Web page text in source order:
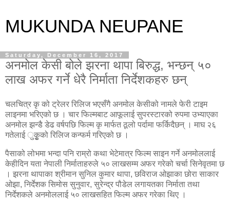
MUKUNDA NEUPANE
Saturday, December 16, 2017
अनमोल केसी बोले झरना थापा बिरुद्ध, भन्छन् ५०
लाख अफर गर्ने धेरै निर्माता निर्देशकहरु छन्
चलचित्र कृ को ट्रेलर रिलिज भएसँगै अनमोल केसीको नामले फेरी टाइम
लाइनमा भरिएको छ । चार फिल्मबाट आफूलाई सुपरस्टारको रुपमा उभ्याएका
अनमोल झन्डै डेढ वर्षपछि फिल्म कृ मार्फत ठूलो पर्दामा फर्किदैछन् । माघ २६
गतेलाई ुकृुको रिलिज कन्फर्म गरिएको छ ।
पैसाको लोभमा भन्दा पनि राम्रो कथा भेटेमात्र फिल्म साइन गर्ने अनमोललाई
केहीदिन यता नेपाली निर्माताहरुले ५० लाखसम्म अफर गरेको चर्चा सिनेवृतमा छ
। झरना थापाका श्रीमान सुनिल कुमार थापा, छविराज ओझाका छोरा साकार
ओझा, निर्देशक सिमोस सुनुवार, सुरेन्द्र पौडेल लगायतका निर्माता तथा
निर्देशकले अनमोललाई ५० लाखसहित फिल्म अफर गरेका थिए ।